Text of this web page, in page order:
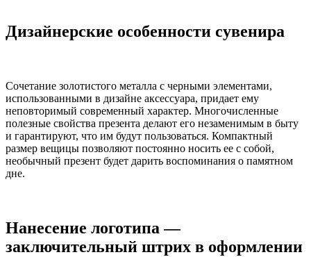
Дизайнерские особенности сувенира
Сочетание золотистого металла с черными элементами,
использованными в дизайне аксессуара, придает ему
неповторимый современный характер. Многочисленные
полезные свойства презента делают его незаменимым в быту
и гарантируют, что им будут пользоваться. Компактный
размер вещицы позволяют постоянно носить ее с собой,
необычный презент будет дарить воспоминания о памятном
дне.
Нанесение логотипа —
заключительный штрих в оформлении